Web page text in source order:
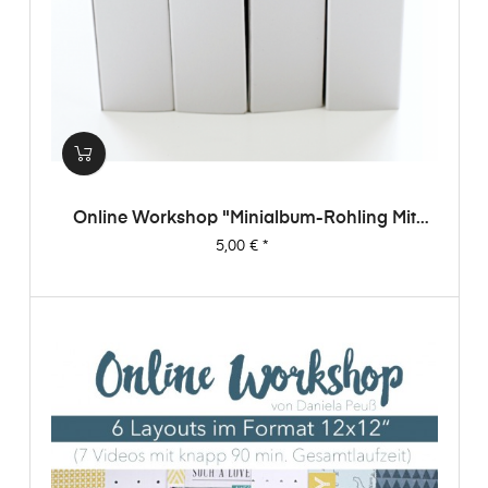
Online Workshop "Minialbum-Rohling Mit
Dani"
Preis
5,00 €*